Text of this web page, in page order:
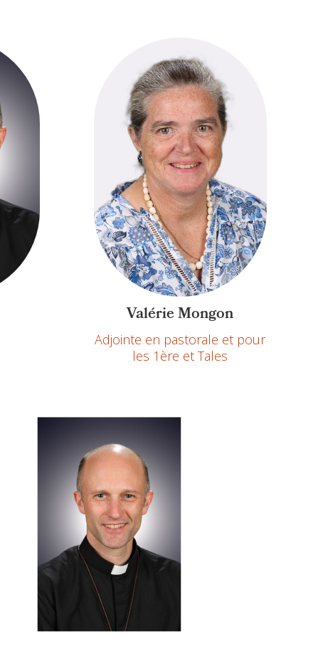
Valérie Mongon
Adjointe en pastorale et pour
les 1ère et Tales